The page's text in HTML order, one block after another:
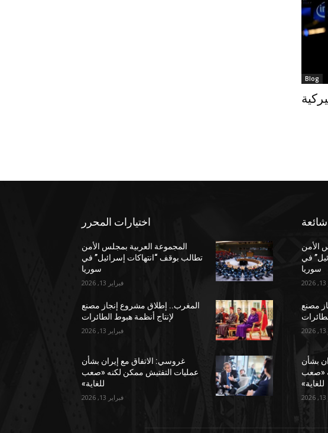
Blog
اختيارات المحرر
المجموعة العربية بمجلس الأمن
تطالب بوقف “انتهاكات إسرائيل” في
سوريا
فبراير 13, 2026
المغرب.. إطلاق مشروع إنجاز مصنع
لإنتاج أنظمة هبوط الطائرات
فبراير 13, 2026
غروسي: الاتفاق مع إيران بشأن
عمليات التفتيش ممكن لكنه «صعب
للغاية»
فبراير 13, 2026
الأمن
في
سوريا
مصنع
بشأن
«صعب
للغاية»